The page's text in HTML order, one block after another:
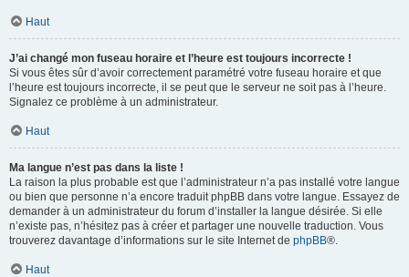
Haut
J’ai changé mon fuseau horaire et l’heure est toujours incorrecte !
Si vous êtes sûr d’avoir correctement paramétré votre fuseau horaire et que
l’heure est toujours incorrecte, il se peut que le serveur ne soit pas à l’heure.
Signalez ce problème à un administrateur.
Haut
Ma langue n’est pas dans la liste !
La raison la plus probable est que l’administrateur n’a pas installé votre langue
ou bien que personne n’a encore traduit phpBB dans votre langue. Essayez de
demander à un administrateur du forum d’installer la langue désirée. Si elle
n’existe pas, n’hésitez pas à créer et partager une nouvelle traduction. Vous
trouverez davantage d’informations sur le site Internet de phpBB®.
Haut